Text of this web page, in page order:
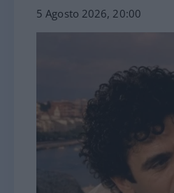
5 Agosto 2026, 20:00